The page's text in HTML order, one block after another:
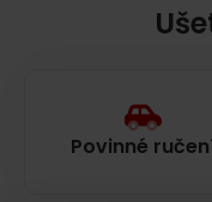
Povinné